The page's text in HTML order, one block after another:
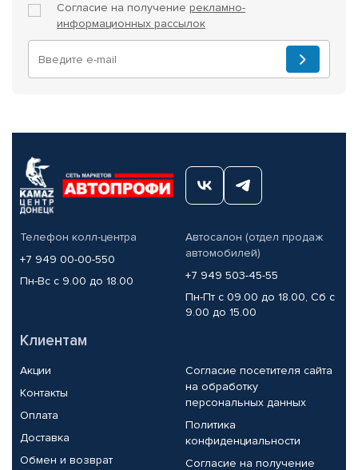
Согласие на получение рекламно-
информационных рассылок
Телефон колл-центра
+7 949 00-00-550
Пн-Вс с 9.00 до 18.00
Автосалон (отдел продаж
автомобилей)
+7 949 503-45-55
Пн-Пт с 09.00 до 18.00, Сб с
9.00 до 15.00
Клиентам
Акции
Контакты
Оплата
Доставка
Обмен и возврат
Согласие посетителя сайта
на обработку
персональных данных
Политика
конфиденциальности
Согласие на получение